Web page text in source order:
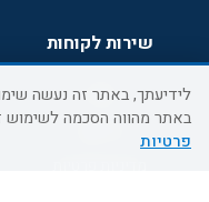
שירות לקוחות
אודות
צור קשר
באתר מהווה הסכמה לשימוש
פרטיות